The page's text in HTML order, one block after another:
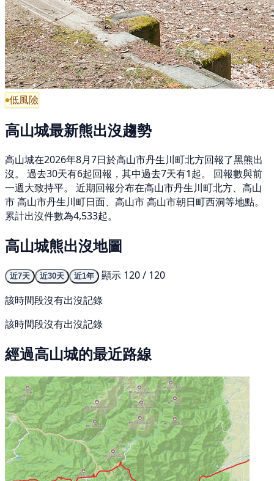
低風險
高山城最新熊出沒趨勢
高山城在2026年8月7日於高山市丹生川町北方回報了黑熊出
沒。 過去30天有6起回報，其中過去7天有1起。 回報數與前
一週大致持平。 近期回報分布在高山市丹生川町北方、高山
市 高山市丹生川町日面、高山市 高山市朝日町西洞等地點。
累計出沒件數為4,533起。
高山城熊出沒地圖
近7天 近30天 近1年
顯示 120 / 120
該時間段沒有出沒記錄
該時間段沒有出沒記錄
經過高山城的最近路線